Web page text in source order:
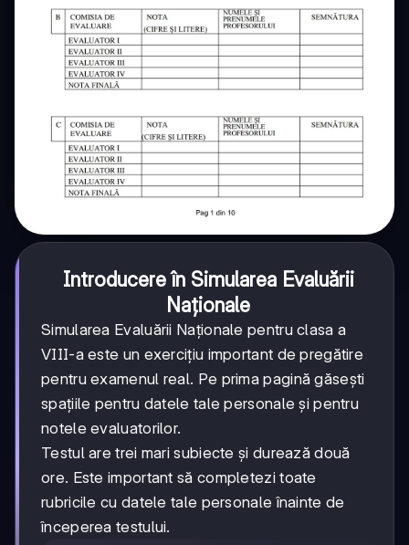
Introducere în Simularea Evaluării
Naționale
Simularea Evaluării Naționale pentru clasa a
VIII-a este un exercițiu important de pregătire
pentru examenul real. Pe prima pagină găsești
spațiile pentru datele tale personale și pentru
notele evaluatorilor.
Testul are trei mari subiecte și durează două
ore. Este important să completezi toate
rubricile cu datele tale personale înainte de
începerea testului.